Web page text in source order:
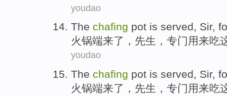
youdao
The chafing pot is served, Sir,
火锅端来了 ， 先生 ，专门用来吃
youdao
The chafing pot is served, Sir,
火锅端来了 ， 先生 ，专门用来吃